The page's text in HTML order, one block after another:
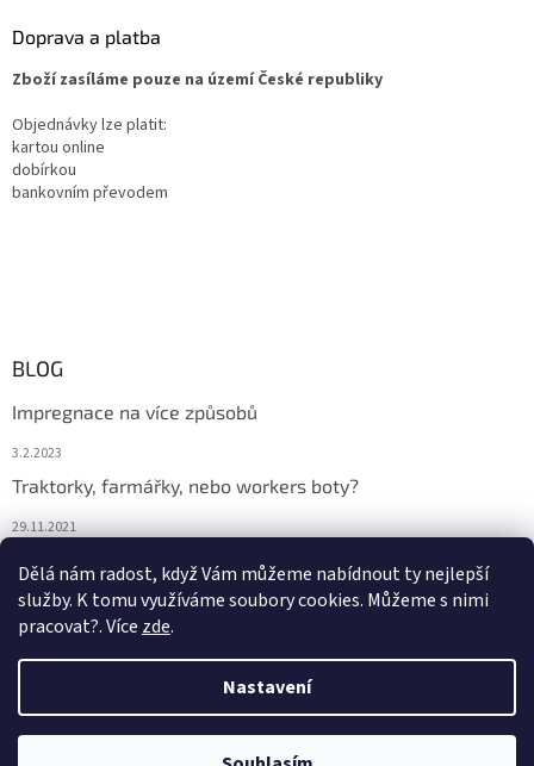
Dělá nám radost, když Vám můžeme nabídnout ty nejlepší
služby. K tomu využíváme soubory cookies. Můžeme s nimi
pracovat?. Více zde.
Nastavení
Doprava a platba
Zboží zasíláme pouze na území České republiky
Objednávky lze platit:
kartou online
dobírkou
bankovním převodem
BLOG
Impregnace na více způsobů
3.2.2023
Traktorky, farmářky, nebo workers boty?
29.11.2021
29.11.2021
Vytvořil Shoptet